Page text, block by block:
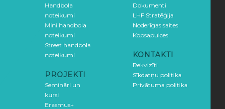
Handbola
noteikumi
Mini handbola
noteikumi
Street handbola
noteikumi
PROJEKTI
Semināri un
kursi
Erasmus+
Dokumenti
LHF Stratēģija
Noderīgas saites
Kopsapulces
KONTAKTI
Rekvizīti
Sīkdatņu politika
Privātuma politika